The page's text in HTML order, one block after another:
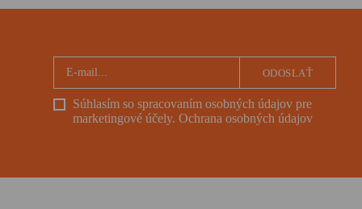
Súhlasím so spracovaním osobných údajov pre
marketingové účely. Ochrana osobných údajov
ODOSLAŤ